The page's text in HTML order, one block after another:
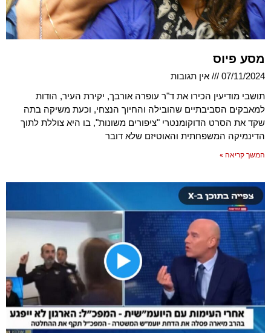
מסע פיוס
07/11/2024
אין תגובות
תושבי מודיעין הכירו את ד"ר עופרה אורבך, יקירת העיר, הודות
למאבקים הסביבתיים שהובילה והחיוך הנצחי, וכעת משיקה בתה
שקד את הסרט הדוקומנטרי "ציפורים משונות", בו היא צוללת לתוך
הדינמיקה המשפחתית והאוטיזם שלא דובר
המשך קריאה »